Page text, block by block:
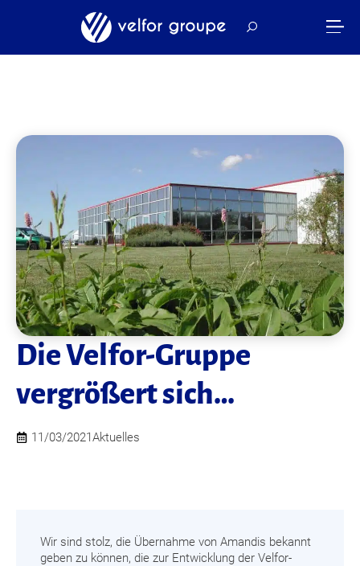
Die Velfor-Gruppe
vergrößert sich…
11/03/2021Aktuelles
Wir sind stolz, die Übernahme von Amandis bekannt
geben zu können, die zur Entwicklung der Velfor-